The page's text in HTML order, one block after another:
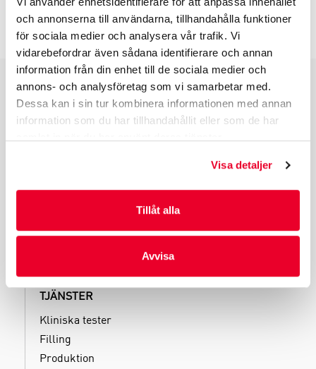
och annonserna till användarna, tillhandahålla funktioner
för sociala medier och analysera vår trafik. Vi
vidarebefordrar även sådana identifierare och annan
information från din enhet till de sociala medier och
annons- och analysföretag som vi samarbetar med.
Dessa kan i sin tur kombinera informationen med annan
information som du har tillhandahållit eller som de har
Visa detaljer
Tillåt alla
Avvisa
INFO INNAN DU ORDERAR
PRODUKTGRUPPER
INDUSTRIFÖRPACKNINGAR
REKLAMFÖRPACKNINGAR
LÄKEMEDELSFÖRPACKNINGAR
TJÄNSTER
Kliniska tester
Filling
Produktion